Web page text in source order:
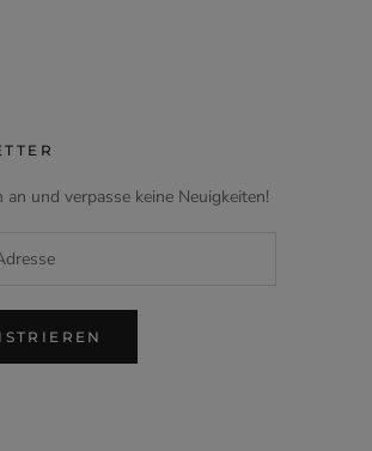
an und verpasse keine Neuigkeiten!